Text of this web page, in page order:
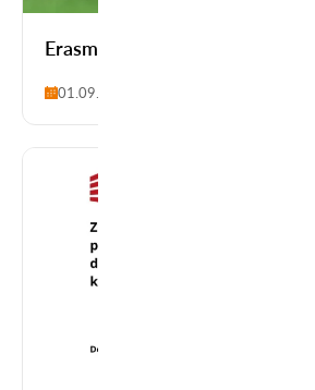
Erasmus+ Kształcenie i
01.09.2025-31.08.2026